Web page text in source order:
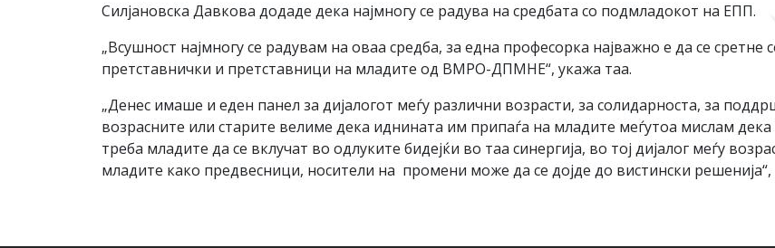
Силјановска Давкова додаде дека најмногу се радува на средбата со подмладокот на ЕПП.
„Всушност најмногу се радувам на оваа средба, за една професорка најважно е да се
претставнички и претставници на младите од ВМРО-ДПМНЕ“, укажа таа.
„Денес имаше и еден панел за дијалогот меѓу различни возрасти, за солидарноста, за
возрасните или старите велиме дека иднината им припаѓа на младите меѓутоа мислам дека
треба младите да се вклучат во одлуките бидејќи во таа синергија, во тој дијалог меѓу
младите како предвесници, носители на промени може да се дојде до вистински решенија“,